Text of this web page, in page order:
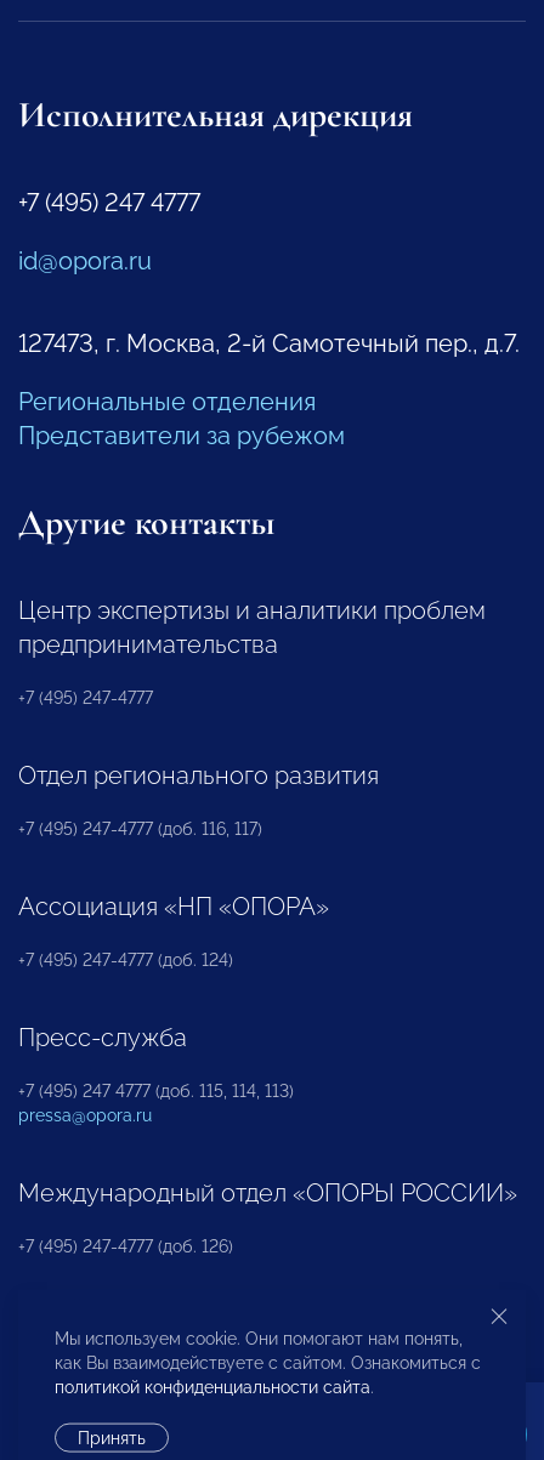
Исполнительная дирекция
+7 (495) 247 4777
id@opora.ru
127473, г. Москва, 2-й Самотечный пер., д.7.
Региональные отделения
Представители за рубежом
Другие контакты
Центр экспертизы и аналитики проблем
предпринимательства
+7 (495) 247-4777
Отдел регионального развития
+7 (495) 247-4777 (доб. 116, 117)
Ассоциация «НП «ОПОРА»
+7 (495) 247-4777 (доб. 124)
Пресс-служба
+7 (495) 247 4777 (доб. 115, 114, 113)
pressa@opora.ru
Международный отдел «ОПОРЫ РОССИИ»
+7 (495) 247-4777 (доб. 126)
Бюро по защите прав предпринимателей и
инвесторов
Мы используем cookie. Они помогают нам понять,
как Вы взаимодействуете с сайтом. Ознакомиться с
политикой конфиденциальности сайта.
Принять